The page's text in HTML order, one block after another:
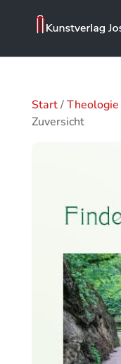
Start/Theologie
Zuversicht